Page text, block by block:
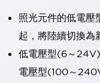
照光元件的低電
起，將陸續切換為
低電壓型(6～
電壓型(100～